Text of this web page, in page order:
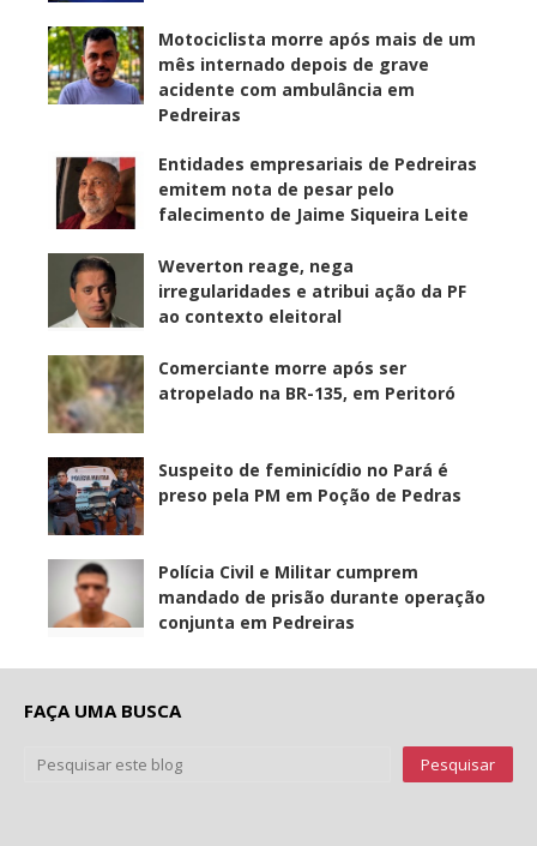
Motociclista morre após mais de um
mês internado depois de grave
acidente com ambulância em
Pedreiras
Entidades empresariais de Pedreiras
emitem nota de pesar pelo
falecimento de Jaime Siqueira Leite
Weverton reage, nega
irregularidades e atribui ação da PF
ao contexto eleitoral
Comerciante morre após ser
atropelado na BR-135, em Peritoró
Suspeito de feminicídio no Pará é
preso pela PM em Poção de Pedras
Polícia Civil e Militar cumprem
mandado de prisão durante operação
conjunta em Pedreiras
FAÇA UMA BUSCA